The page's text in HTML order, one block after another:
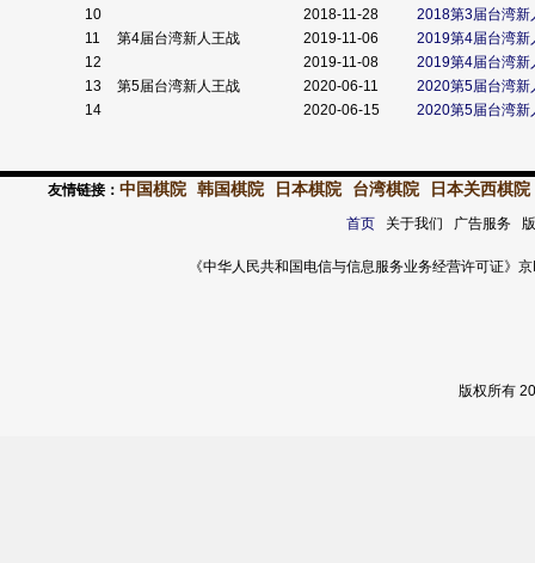
10
2018-11-28
2018第3届台湾新
11
第4届台湾新人王战 2019-11-06
2019第4届台湾新
12
2019-11-08
2019第4届台湾新
13
第5届台湾新人王战 2020-06-11
2020第5届台湾新
14
2020-06-15 2020第5届台湾新
友情链接： 中国棋院 韩国棋院 日本棋院 台湾棋院 日本关西棋院
首页关于我们 广告服务
《中华人民共和国电信与信息服务业务经营许可证
版权所有